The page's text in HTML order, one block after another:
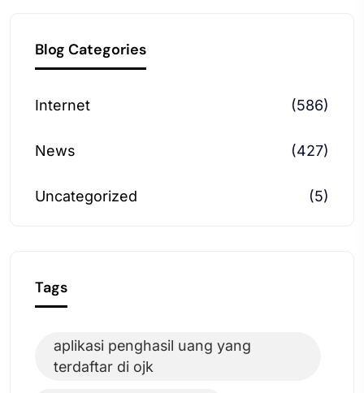
Blog Categories
Internet (586)
News (427)
Uncategorized (5)
Tags
aplikasi penghasil uang yang
terdaftar di ojk